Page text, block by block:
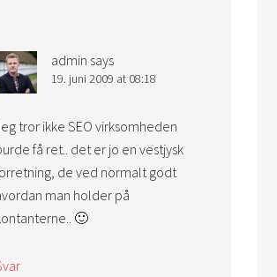
admin says
19. juni 2009 at 08:18
tror ikke SEO virksomheden
få ret.. det er jo en vestjysk
de ved normalt godt
man holder på
🙂